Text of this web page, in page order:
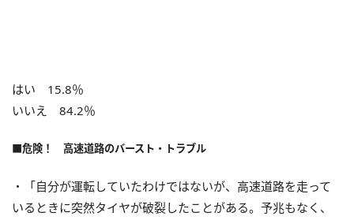
はい 15.8％
いいえ 84.2％
■危険！ 高速道路のバースト・トラブル
・「自分が運転していたわけではないが、高速道路を走って
いるときに突然タイヤが破裂したことがある。予兆もなく、